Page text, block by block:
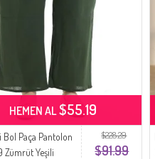
$228.29
$91.99
Bol Paça Pantolon
Zümrüt Yeşili
HEMEN AL$55.19